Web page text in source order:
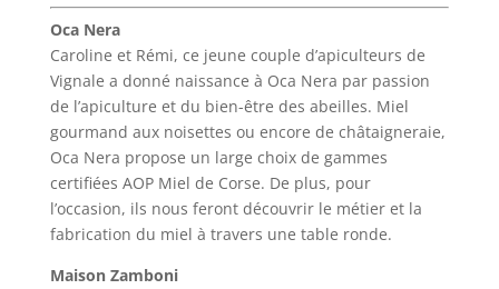
Oca Nera
Caroline et Rémi, ce jeune couple d’apiculteurs de
Vignale a donné naissance à Oca Nera par passion
de l’apiculture et du bien-être des abeilles. Miel
gourmand aux noisettes ou encore de châtaigneraie,
Oca Nera propose un large choix de gammes
certifiées AOP Miel de Corse. De plus, pour
l’occasion, ils nous feront découvrir le métier et la
fabrication du miel à travers une table ronde.
Maison Zamboni